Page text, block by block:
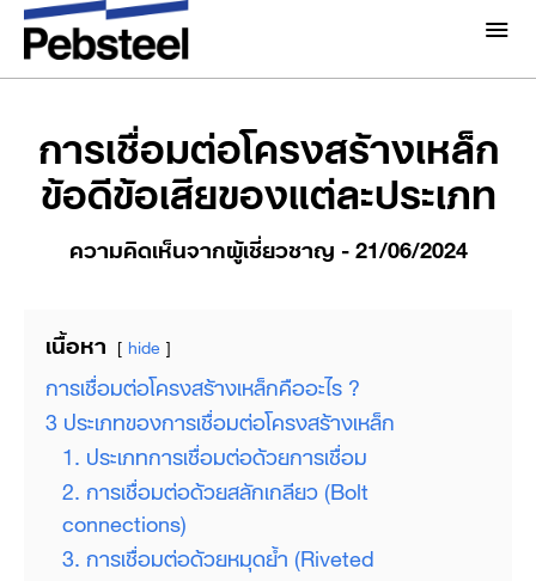
เกี่ยวกับเรา
ทำไมต้อง Pebsteel
โซลูชั่น
ภาพรวม
โครงการ
ข่าวสารและกิจกรรม
แกลเลอรี่
โบรชัวร์
ติดต่อเรา
หน้าแรก /ความคิดเห็นจากผู้เชี่ยวชาญ /
การเชื่อมต่อ
โครงสร้างเหล็ก ข้อดีข้อเสียของแต่ละประเภท
การเชื่อมต่อโครงสร้างเหล็ก
ข้อดีข้อเสียของแต่ละประเภท
ความคิดเห็นจากผู้เชี่ยวชาญ - 21/06/2024
เนื้อหา hide
การเชื่อมต่อโครงสร้างเหล็กคืออะไร ?
3 ประเภทของการเชื่อมต่อโครงสร้างเหล็ก
1. ประเภทการเชื่อมต่อด้วยการเชื่อม
2. การเชื่อมต่อด้วยสลักเกลียว (Bolt
connections)
3. การเชื่อมต่อด้วยหมุดย้ำ (Riveted